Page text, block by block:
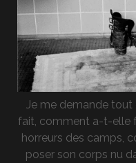
Je me demande
fait, comment a-t-elle
horreurs des camps,
poser son corps nu